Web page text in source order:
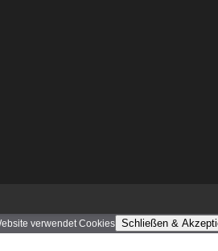
verwendet Cookies Schließen &